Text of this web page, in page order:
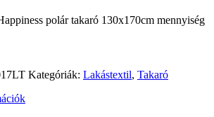
polár takaró 130x170cm mennyiség
Kategóriák: Lakástextil, Takaró